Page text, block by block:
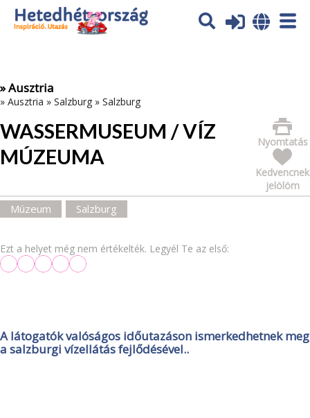
Az oldal sütiket (cookies) használ. További tájékoztatás itt:
Adatvédelmi tájékoztató
» Ausztria
» Ausztria » Salzburg » Salzburg
WASSERMUSEUM / VÍZ
MÚZEUMA
Nyomtatás
Kedvencnek
jelölöm
Múzeum Salzburg
Ezt a helyet még nem értékelték. Legyél Te az első:
A látogatók valóságos időutazáson ismerkedhetnek meg
a salzburgi vízellátás fejlődésével..